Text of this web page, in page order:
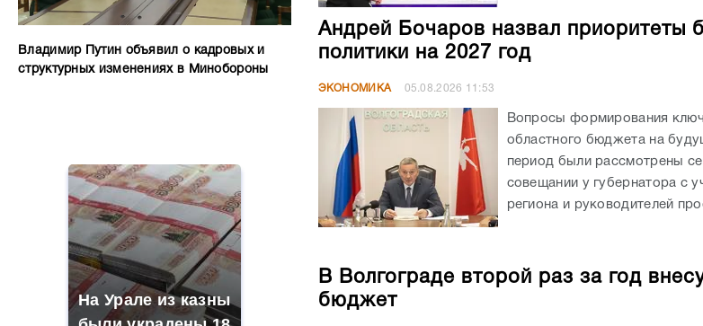
Владимир Путин объявил о кадровых и
структурных изменениях в Минобороны
На Урале из казны
Андрей Бочаров назвал приоритеты
политики на 2027 год
ЭКОНОМИКА 05.08.2026 11:53
Вопросы формирования
областного бюджета на
период были рассмотрены
совещании у губернатора с
региона и руководителей
В Волгограде второй раз за год
бюджет